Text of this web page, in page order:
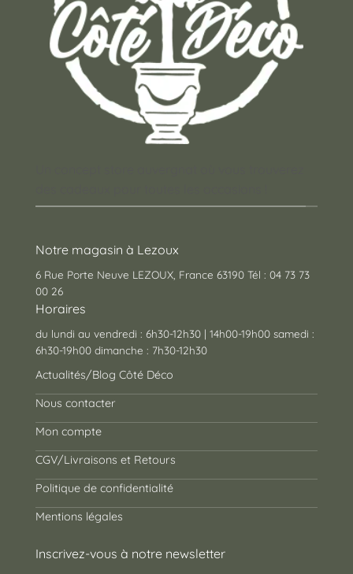
Notre magasin à Lezoux
6 Rue Porte Neuve LEZOUX, France 63190 Tél : 04 73 73
00 26
Horaires
du lundi au vendredi : 6h30-12h30 | 14h00-19h00 samedi :
6h30-19h00 dimanche : 7h30-12h30
Actualités/Blog Côté Déco
Nous contacter
Mon compte
CGV/Livraisons et Retours
Politique de confidentialité
Mentions légales
Inscrivez-vous à notre newsletter